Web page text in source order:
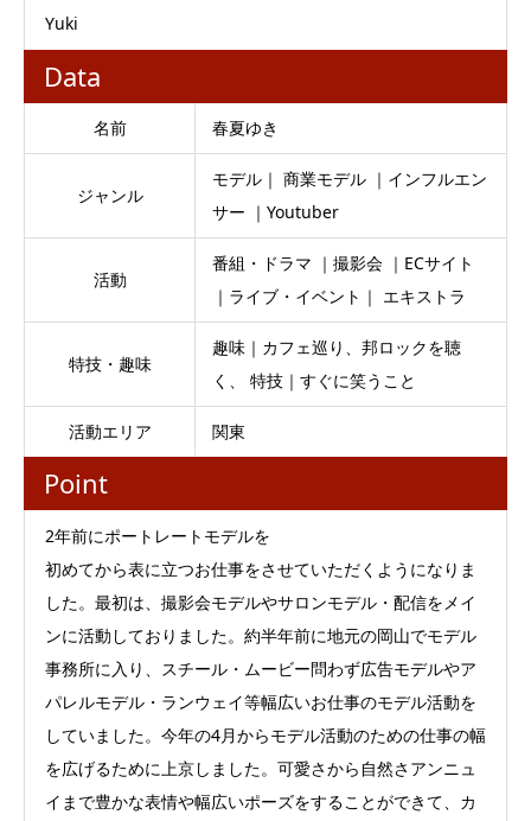
Yuki
Data
名前 春夏ゆき
ジャンル
モデル｜ 商業モデル ｜インフルエン
サー ｜Youtuber
活動
番組・ドラマ ｜撮影会 ｜ECサイト
｜ライブ・イベント｜ エキストラ
特技・趣味
趣味｜カフェ巡り、邦ロックを聴
く、 特技｜すぐに笑うこと
活動エリア 関東
Point
2年前にポートレートモデルを
初めてから表に立つお仕事をさせていただくようになりま
した。最初は、撮影会モデルやサロンモデル・配信をメイ
ンに活動しておりました。約半年前に地元の岡山でモデル
事務所に入り、スチール・ムービー問わず広告モデルやア
パレルモデル・ランウェイ等幅広いお仕事のモデル活動を
していました。今年の4月からモデル活動のための仕事の幅
を広げるために上京しました。可愛さから自然さアンニュ
イまで豊かな表情や幅広いポーズをすることができて、カ